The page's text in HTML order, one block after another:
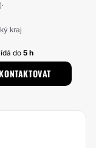
·
kraj
do5 h